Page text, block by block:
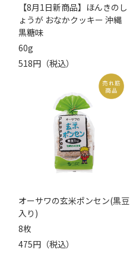
【8月1日新商品】ほんきのし
ょうが おなかクッキー 沖縄
黒糖味
60g
518円（税込）
オーサワの玄米ポンセン(黒豆
入り)
8枚
475円（税込）